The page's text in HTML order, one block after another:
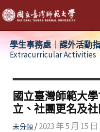
跳
至
主
學生事務處┆課外活動
Extracurricular Activities
國立臺灣師範大
立、社團更名及
未分類/2023 年 5 月 15 日